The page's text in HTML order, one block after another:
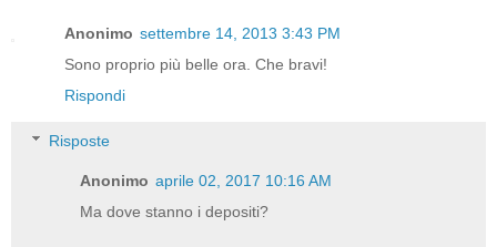
Anonimo settembre 14, 2013 3:43 PM
Sono proprio più belle ora. Che bravi!
Rispondi
Risposte
Anonimo aprile 02, 2017 10:16 AM
Ma dove stanno i depositi?